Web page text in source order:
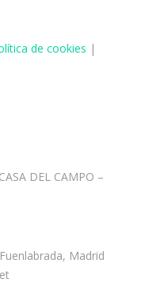
de cookies |
DEL CAMPO –
Madrid